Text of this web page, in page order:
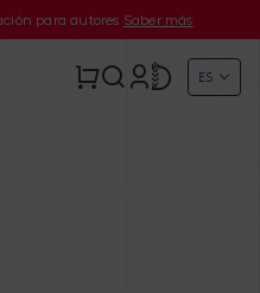
para autores Saber más
ES